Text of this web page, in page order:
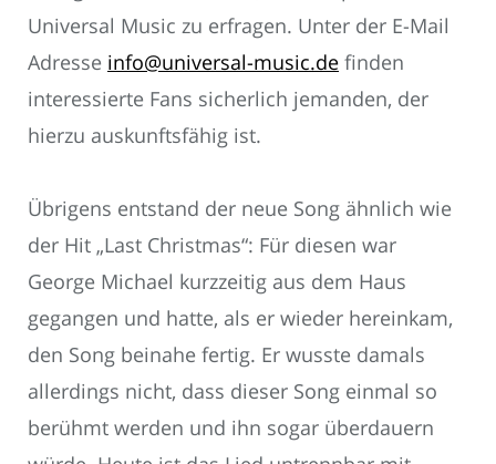
Universal Music zu erfragen. Unter der E-Mail
Adresse info@universal-music.de finden
interessierte Fans sicherlich jemanden, der
hierzu auskunftsfähig ist.
Übrigens entstand der neue Song ähnlich wie
der Hit „Last Christmas“: Für diesen war
George Michael kurzzeitig aus dem Haus
gegangen und hatte, als er wieder hereinkam,
den Song beinahe fertig. Er wusste damals
allerdings nicht, dass dieser Song einmal so
berühmt werden und ihn sogar überdauern